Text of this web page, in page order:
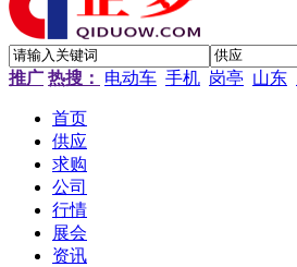
推广 热搜： 电动车 手机 岗亭 山东
首页
供应
求购
公司
行情
展会
资讯